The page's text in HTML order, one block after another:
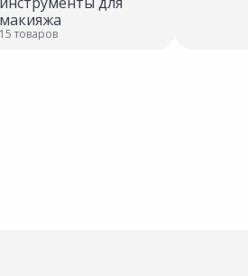
макияжа
15 товаров